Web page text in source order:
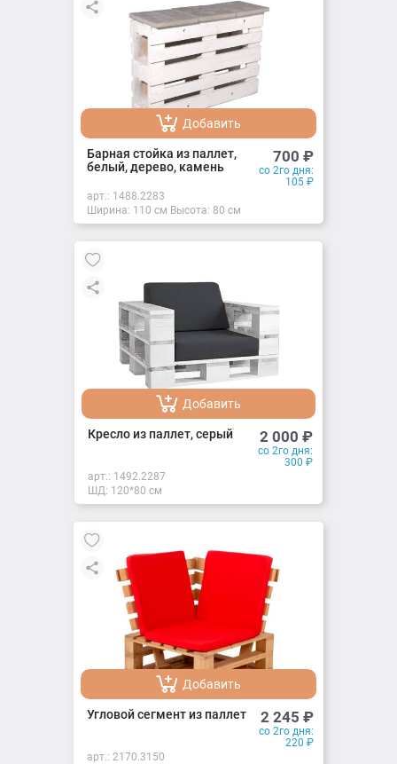
Добавить
Добавлено
Барная стойка из паллет,
белый, дерево, камень
700 ₽
со 2го дня:
105 ₽
арт.: 1488.2283
Ширина: 110 см Высота: 80 см
Добавить
Добавлено
Кресло из паллет, серый 2 000 ₽
со 2го дня:
300 ₽
арт.: 1492.2287
ШД: 120*80 см
Добавить
Добавлено
Угловой сегмент из паллет 2 245 ₽
со 2го дня:
220 ₽
арт.: 2170.3150